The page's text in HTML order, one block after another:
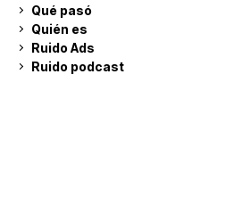
Qué pasó
Quién es
Ruido Ads
Ruido podcast